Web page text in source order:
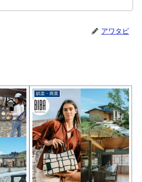
アワタビ
娯楽・商業